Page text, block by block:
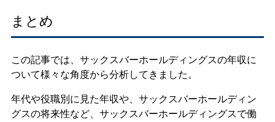
まとめ
この記事では、サックスバーホールディングスの年収に
ついて様々な角度から分析してきました。
年代や役職別に見た年収や、サックスバーホールディン
グスの将来性など、サックスバーホールディングスで働